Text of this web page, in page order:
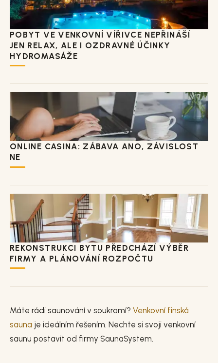
POBYT VE VENKOVNÍ VÍŘIVCE NEPŘINÁŠÍ
JEN RELAX, ALE I OZDRAVNÉ ÚČINKY
HYDROMASÁŽE
ONLINE CASINA: ZÁBAVA ANO, ZÁVISLOST
NE
REKONSTRUKCI BYTU PŘEDCHÁZÍ VÝBĚR
FIRMY A PLÁNOVÁNÍ ROZPOČTU
Máte rádi saunování v soukromí? Venkovní finská
sauna je ideálním řešením. Nechte si svoji venkovní
saunu postavit od firmy SaunaSystem.